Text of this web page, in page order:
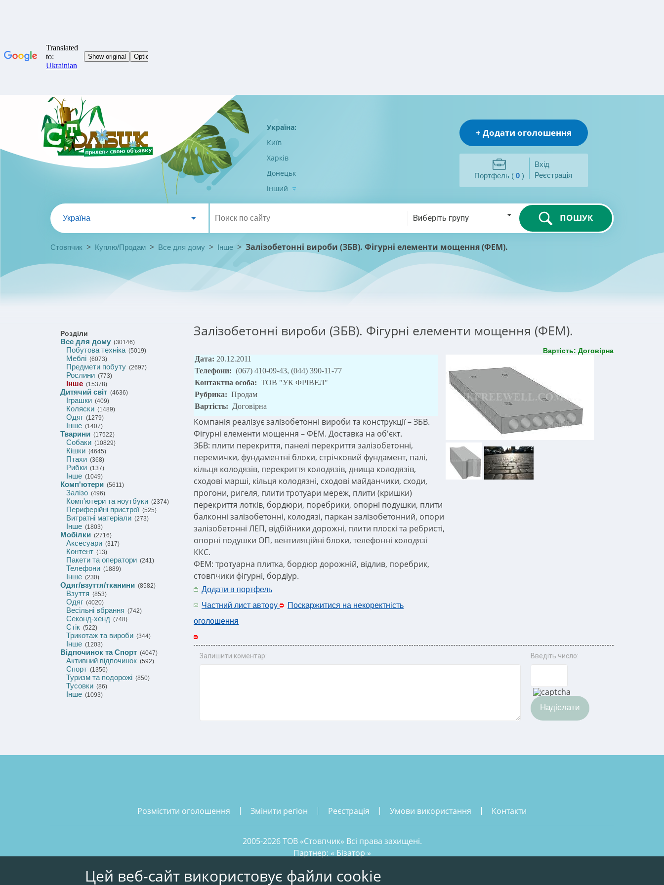
Україна:
Київ
Харків
Донецьк
інший
+ Додати оголошення
Портфель ( 0 )
Вхід
Реєстрація
Україна Виберіть групу ПОШУК
Стовпчик > Куплю/Продам > Все для дому > Інше > Залізобетонні вироби (ЗБВ). Фігурні елементи мощення (ФЕМ).
Розділи
Все для дому (30146)
Побутова техніка(5019)
Меблі (6073)
Предмети побуту (2697)
Рослини (773)
Інше (15378)
Дитячий світ (4636)
Іграшки (409)
Коляски (1489)
Одяг (1279)
Інше (1407)
Тварини (17522)
Собаки (10829)
Кішки (4645)
Птахи (368)
Рибки (137)
Інше (1049)
Комп'ютери (5611)
Залізо (496)
Комп'ютери та ноутбуки (2374)
Периферійні пристрої (525)
Витратні матеріали (273)
Інше (1803)
Мобілки (2716)
Аксесуари (317)
Контент (13)
Пакети та оператори (241)
Телефони (1889)
Інше (230)
Одяг/взуття/тканини (8582)
Взуття (853)
Одяг (4020)
Весільні вбрання (742)
Секонд-хенд (748)
Стік (522)
Трикотаж та вироби (344)
Інше (1203)
Відпочинок та Спорт (4047)
Активний відпочинок (592)
Спорт (1356)
Туризм та подорожі (850)
Тусовки (86)
Інше (1093)
Залізобетонні вироби (ЗБВ). Фігурні елементи мощення (ФЕМ).
Вартість: Договірна
Дата: 20.12.2011
Телефони: (067) 410-09-43, (044) 390-11-77
Контактна особа: ТОВ "УК ФРІВЕЛ"
Рубрика: Продам
Вартість: Договірна
Компанія реалізує залізобетонні вироби та конструкції – ЗБВ.
Фігурні елементи мощення – ФЕМ. Доставка на об'єкт.
ЗБВ: плити перекриття, панелі перекриття залізобетонні,
перемички, фундаментні блоки, стрічковий фундамент, палі,
кільця колодязів, перекриття колодязів, днища колодязів,
сходові марші, кільця колодязні, сходові майданчики, сходи,
прогони, ригеля, плити тротуари мереж, плити (кришки)
перекриття лотків, бордюри, поребрики, опорні подушки, плити
балконні залізобетонні, колодязі, паркан залізобетонний, опори
залізобетонні ЛЕП, відбійники дорожні, плити плоскі та ребристі,
опорні подушки ОП, вентиляційні блоки, телефонні колодязі
ККС.
ФЕМ: тротуарна плитка, бордюр дорожній, відлив, поребрик,
стовпчики фігурні, бордіур.
Додати в портфель
Частний лист автору
Поскаржитися на некоректність
оголошення
Залишити коментар: Введіть число:
Надіслати
розмістити оголошення змінити регіон реєстрація умови використання контакти
2005-2026 ТОВ «Стовпчик» Всі права захищені.
Партнер: « Бізатор »
Цей веб-сайт використовує файли cookie